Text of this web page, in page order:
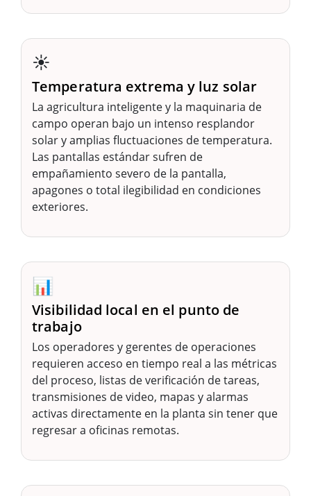
☀️
Temperatura extrema y luz solar
La agricultura inteligente y la maquinaria de
campo operan bajo un intenso resplandor
solar y amplias fluctuaciones de temperatura.
Las pantallas estándar sufren de
empañamiento severo de la pantalla,
apagones o total ilegibilidad en condiciones
exteriores.
📊
Visibilidad local en el punto de
trabajo
Los operadores y gerentes de operaciones
requieren acceso en tiempo real a las métricas
del proceso, listas de verificación de tareas,
transmisiones de video, mapas y alarmas
activas directamente en la planta sin tener que
regresar a oficinas remotas.